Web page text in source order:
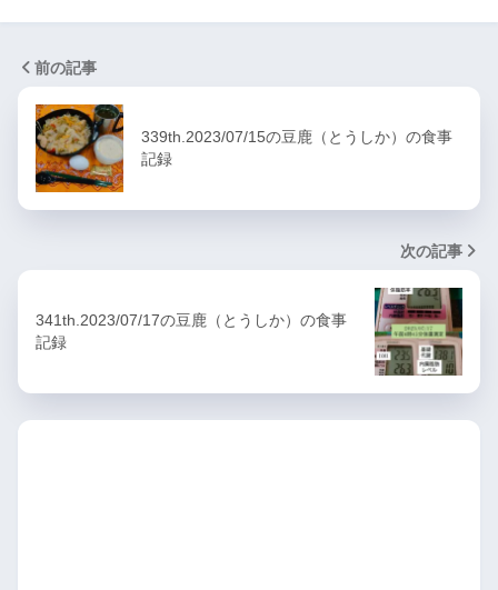
前の記事
339th.2023/07/15の豆鹿（とうしか）の食事
記録
次の記事
341th.2023/07/17の豆鹿（とうしか）の食事
記録